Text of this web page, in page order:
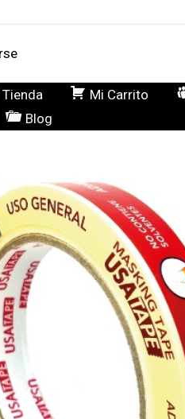
Tienda Mi Carrito
Blog